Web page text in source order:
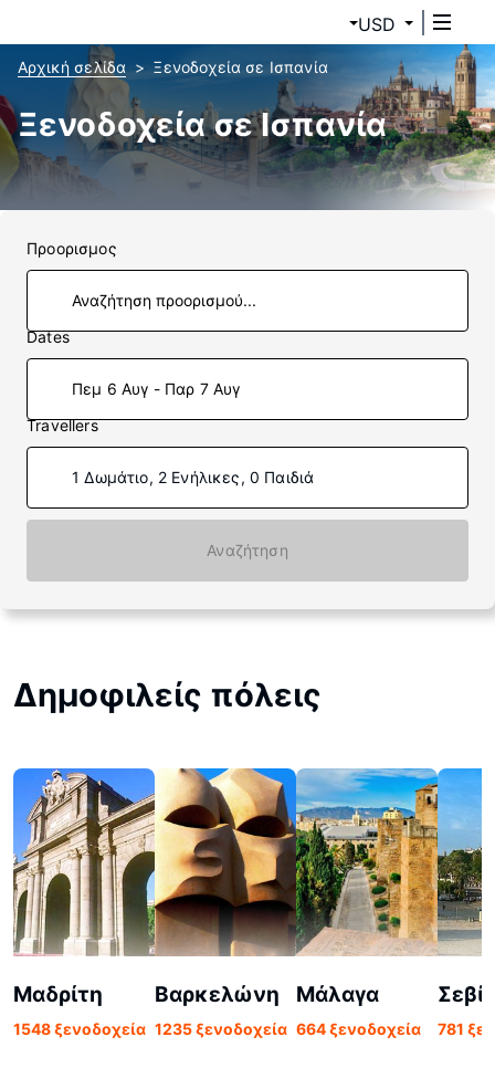
USD
Αρχική σελίδα Ξενοδοχεία σε Ισπανία
Ξενοδοχεία σε Ισπανία
Προορισμος
Dates
Πεμ 6 Αυγ - Παρ 7 Αυγ
Travellers
1 Δωμάτιο, 2 Ενήλικες, 0 Παιδιά
Αναζήτηση
Δημοφιλείς πόλεις
Μαδρίτη
1548 ξενοδοχεία
Βαρκελώνη
1235 ξενοδοχεία
Μάλαγα
664 ξενοδοχεία 781